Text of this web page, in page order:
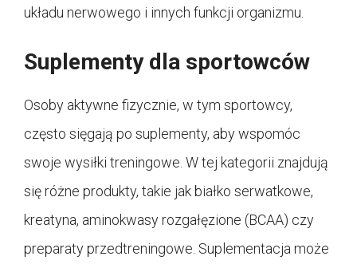
układu nerwowego i innych funkcji organizmu.
Suplementy dla sportowców
Osoby aktywne fizycznie, w tym sportowcy,
często sięgają po suplementy, aby wspomóc
swoje wysiłki treningowe. W tej kategorii znajdują
się różne produkty, takie jak białko serwatkowe,
kreatyna, aminokwasy rozgałęzione (BCAA) czy
preparaty przedtreningowe. Suplementacja może